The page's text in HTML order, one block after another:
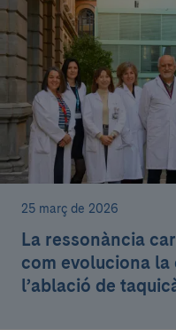
25 març de 2026
La ressonància
com evoluciona
l’ablació de